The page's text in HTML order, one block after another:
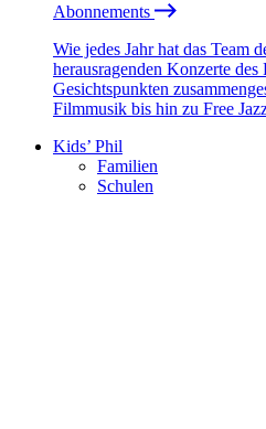
Abonnements
Wie jedes Jahr hat das Team
herausragenden Konzerte
Gesichtspunkten
Filmmusik bis hin zu Free
Kids’ Phil
Familien
Schulen